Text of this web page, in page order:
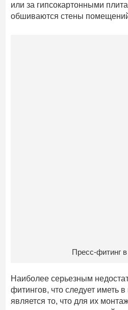
или за гипсокартонными
обшиваются стены
Пресс-фитинг в
Наиболее серьезным
фитингов, что следует иметь
является то, что для их